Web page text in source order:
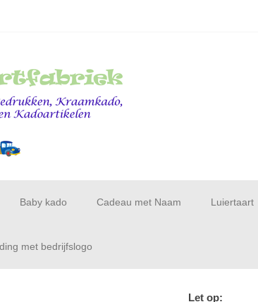
Baby kado Cadeau met Naam Luiertaart
met bedrijfslogo
Let op: